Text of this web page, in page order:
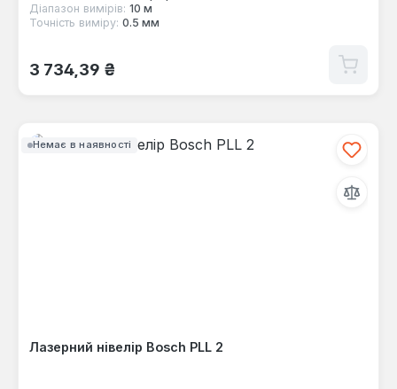
Діапазон вимірів: 10 м
Точність виміру: 0.5 мм
Звичайна ціна:
3 734,39 ₴
Немає в наявності
Лазерний нівелір Bosch PLL 2